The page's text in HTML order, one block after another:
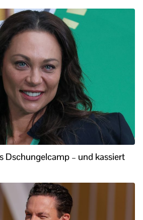
Dschungelcamp – und kassiert